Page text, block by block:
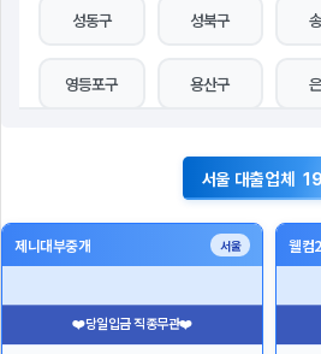
성동구 성북구
영등포구 용산구
서울 대출업체
제니대부중개 서울
❤️당일입금 직종무관❤️
웰컴